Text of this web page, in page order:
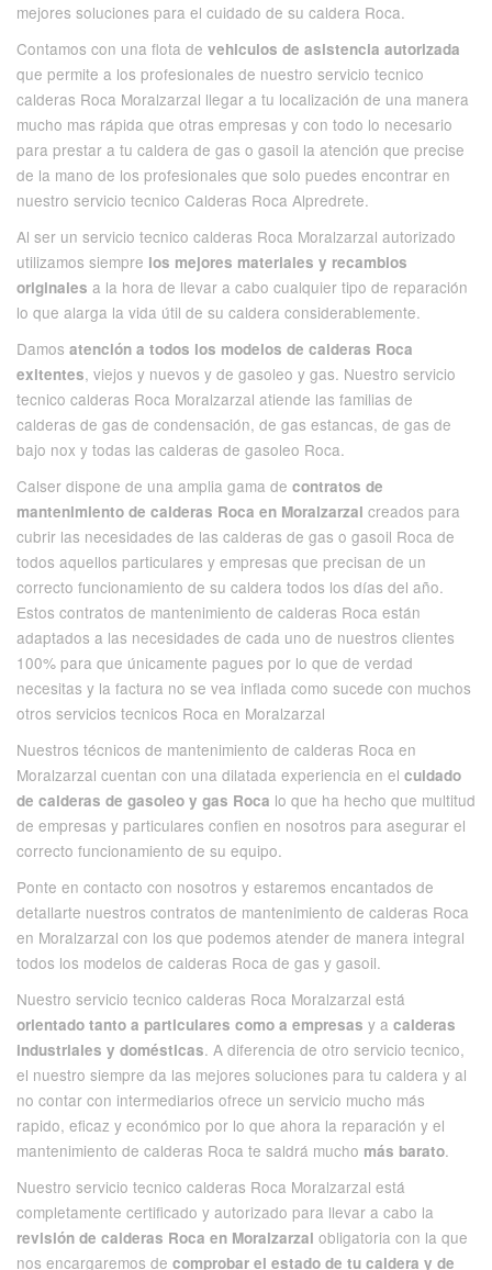
mejores soluciones para el cuidado de su caldera Roca.
Contamos con una flota de vehiculos de asistencia autorizada
que permite a los profesionales de nuestro servicio tecnico
calderas Roca Moralzarzal llegar a tu localización de una manera
mucho mas rápida que otras empresas y con todo lo necesario
para prestar a tu caldera de gas o gasoil la atención que precise
de la mano de los profesionales que solo puedes encontrar en
nuestro servicio tecnico Calderas Roca Alpredrete.
Al ser un servicio tecnico calderas Roca Moralzarzal autorizado
utilizamos siempre los mejores materiales y recambios
originales a la hora de llevar a cabo cualquier tipo de reparación
lo que alarga la vida útil de su caldera considerablemente.
Damos atención a todos los modelos de calderas Roca
exitentes, viejos y nuevos y de gasoleo y gas. Nuestro servicio
tecnico calderas Roca Moralzarzal atiende las familias de
calderas de gas de condensación, de gas estancas, de gas de
bajo nox y todas las calderas de gasoleo Roca.
Calser dispone de una amplia gama de contratos de
mantenimiento de calderas Roca en Moralzarzal creados para
cubrir las necesidades de las calderas de gas o gasoil Roca de
todos aquellos particulares y empresas que precisan de un
correcto funcionamiento de su caldera todos los días del año.
Estos contratos de mantenimiento de calderas Roca están
adaptados a las necesidades de cada uno de nuestros clientes
100% para que únicamente pagues por lo que de verdad
necesitas y la factura no se vea inflada como sucede con muchos
otros servicios tecnicos Roca en Moralzarzal
Nuestros técnicos de mantenimiento de calderas Roca en
Moralzarzal cuentan con una dilatada experiencia en el cuidado
de calderas de gasoleo y gas Roca lo que ha hecho que multitud
de empresas y particulares confien en nosotros para asegurar el
correcto funcionamiento de su equipo.
Ponte en contacto con nosotros y estaremos encantados de
detallarte nuestros contratos de mantenimiento de calderas Roca
en Moralzarzal con los que podemos atender de manera integral
todos los modelos de calderas Roca de gas y gasoil.
Nuestro servicio tecnico calderas Roca Moralzarzal está
orientado tanto a particulares como a empresas y a calderas
industriales y domésticas. A diferencia de otro servicio tecnico,
el nuestro siempre da las mejores soluciones para tu caldera y al
no contar con intermediarios ofrece un servicio mucho más
rapido, eficaz y económico por lo que ahora la reparación y el
mantenimiento de calderas Roca te saldrá mucho más barato.
Nuestro servicio tecnico calderas Roca Moralzarzal está
completamente certificado y autorizado para llevar a cabo la
revisión de calderas Roca en Moralzarzal obligatoria con la que
nos encargaremos de comprobar el estado de tu caldera y de